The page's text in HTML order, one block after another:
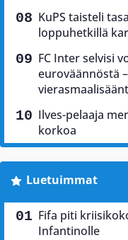
KuPS taisteli
loppuhetkillä
FC Inter selvisi
euroväännöstä
Ilves-pelaaja
korkoa
Luetuimmat
Fifa piti
Infantinolle